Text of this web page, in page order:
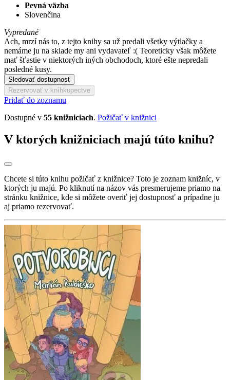
Pevná väzba
Slovenčina
Vypredané
Ach, mrzí nás to, z tejto knihy sa už predali všetky výtlačky a
nemáme ju na sklade my ani vydavateľ :( Teoreticky však môžete
mať šťastie v niektorých iných obchodoch, ktoré ešte nepredali
posledné kusy.
Sledovať dostupnosť
Rezervovať v kníhkupectve
Pridať do zoznamu
Dostupné v 55 knižniciach. Požičať v knižnici
V ktorých knižniciach majú túto knihu?
Chcete si túto knihu požičať z knižnice? Toto je zoznam knižníc, v
ktorých ju majú. Po kliknutí na názov vás presmerujeme priamo na
stránku knižnice, kde si môžete overiť jej dostupnosť a prípadne ju
aj priamo rezervovať.